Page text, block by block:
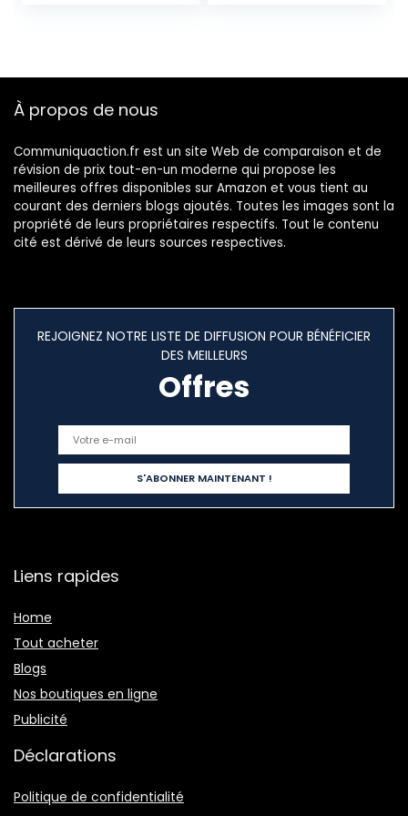
mAh, Visage
Rouge
8MP+2MP, Dual
À propos de nous
Communiquaction.fr est un site Web de comparaison et de
révision de prix tout-en-un moderne qui propose les
meilleures offres disponibles sur Amazon et vous tient au
courant des derniers blogs ajoutés. Toutes les images sont la
propriété de leurs propriétaires respectifs. Tout le contenu
cité est dérivé de leurs sources respectives.
REJOIGNEZ NOTRE LISTE DE DIFFUSION POUR BÉNÉFICIER
DES MEILLEURS
Offres
Liens rapides
Home
Tout acheter
Blogs
Nos boutiques en ligne
Publicité
Déclarations
Politique de confidentialité